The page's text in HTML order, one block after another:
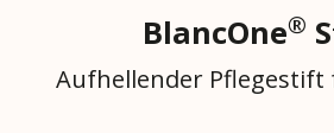
BlancOne®
Aufhellender Pflegestift